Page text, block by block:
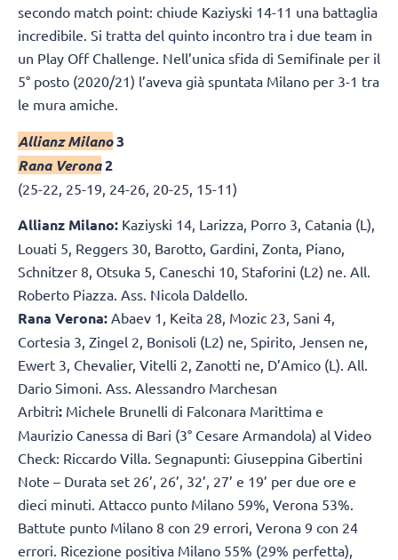
secondo match point: chiude Kaziyski 14-11 una battaglia
incredibile. Si tratta del quinto incontro tra i due team in
un Play Off Challenge. Nell’unica sfida di Semifinale per il
5° posto (2020/21) l’aveva già spuntata Milano per 3-1 tra
le mura amiche.
Allianz Milano3
Rana Verona2
(25-22, 25-19, 24-26, 20-25, 15-11)
Allianz Milano: Kaziyski 14, Larizza, Porro 3, Catania (L),
Louati 5, Reggers 30, Barotto, Gardini, Zonta, Piano,
Schnitzer 8, Otsuka 5, Caneschi 10, Staforini (L2) ne. All.
Roberto Piazza. Ass. Nicola Daldello.
Rana Verona: Abaev 1, Keita 28, Mozic 23, Sani 4,
Cortesia 3, Zingel 2, Bonisoli (L2) ne, Spirito, Jensen ne,
Ewert 3, Chevalier, Vitelli 2, Zanotti ne, D’Amico (L). All.
Dario Simoni. Ass. Alessandro Marchesan
Arbitri: Michele Brunelli di Falconara Marittima e
Maurizio Canessa di Bari (3° Cesare Armandola) al Video
Check: Riccardo Villa. Segnapunti: Giuseppina Gibertini
Note – Durata set 26’, 26’, 32’, 27’ e 19’ per due ore e
dieci minuti. Attacco punto Milano 59%, Verona 53%.
Battute punto Milano 8 con 29 errori, Verona 9 con 24
errori. Ricezione positiva Milano 55% (29% perfetta),